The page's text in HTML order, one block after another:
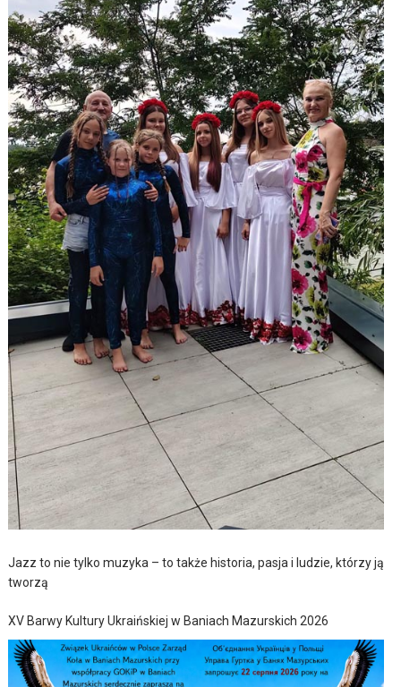
Jazz to nie tylko muzyka – to także historia, pasja i ludzie, którzy ją
tworzą
XV Barwy Kultury Ukraińskiej w Baniach Mazurskich 2026